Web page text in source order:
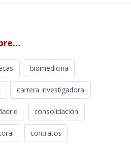
biomedicina
carrera investigadora
consolidación
contratos